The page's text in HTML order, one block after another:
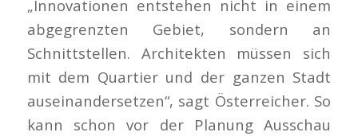
„Innovationen entstehen nicht in einem
abgegrenzten Gebiet, sondern an
Schnittstellen. Architekten müssen sich
mit dem Quartier und der ganzen Stadt
auseinandersetzen“, sagt Österreicher. So
kann schon vor der Planung Ausschau